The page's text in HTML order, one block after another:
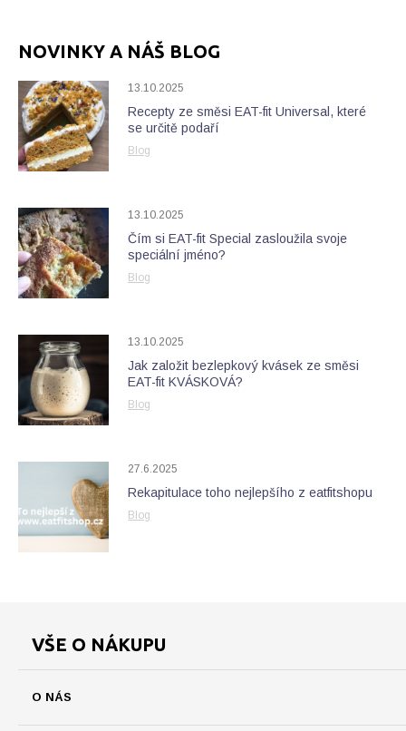
NOVINKY A NÁŠ BLOG
13.10.2025
Recepty ze směsi EAT-fit Universal, které
se určitě podaří
Blog
13.10.2025
Čím si EAT-fit Special zasloužila svoje
speciální jméno?
Blog
13.10.2025
Jak založit bezlepkový kvásek ze směsi
EAT-fit KVÁSKOVÁ?
Blog
27.6.2025
Rekapitulace toho nejlepšího z eatfitshopu
Blog
VŠE O NÁKUPU
O NÁS